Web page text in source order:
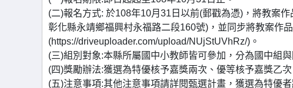
(二)報名方式: 於108年10月31日以前(郵戳為憑)，將教案
彰化縣永靖鄉福興村永福路二段160號)，並同步將教案作
(https://driveuploader.com/upload/NUjStUVhRz/)。
(三)組別對象:本縣所屬國中小教師皆可參加，分為國中組與
(四)獎勵辦法:獲選為特優核予嘉獎兩次、優等核予嘉獎乙
(五)注意事項:其他注意事項請詳閱甄選計畫，獲選為特優